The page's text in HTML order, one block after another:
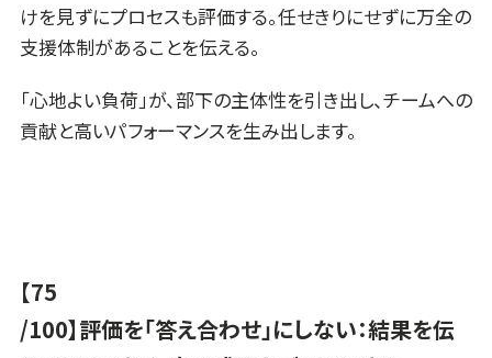
けを見ずにプロセスも評価する。任せきりにせずに万全の
支援体制があることを伝える。
「心地よい負荷」が、部下の主体性を引き出し、チームへの
貢献と高いパフォーマンスを生み出します。
【75
/100】評価を「答え合わせ」にしない：結果を伝